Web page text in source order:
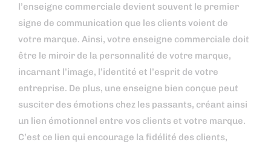
l’enseigne commerciale devient souvent le premier
signe de communication que les clients voient de
votre marque. Ainsi, votre enseigne commerciale doit
être le miroir de la personnalité de votre marque,
incarnant l’image, l’identité et l’esprit de votre
entreprise. De plus, une enseigne bien conçue peut
susciter des émotions chez les passants, créant ainsi
un lien émotionnel entre vos clients et votre marque.
C’est ce lien qui encourage la fidélité des clients,